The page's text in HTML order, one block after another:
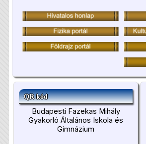
QR kód
Budapesti Fazekas Mihály
Gyakorló Általános Iskola és
Gimnázium